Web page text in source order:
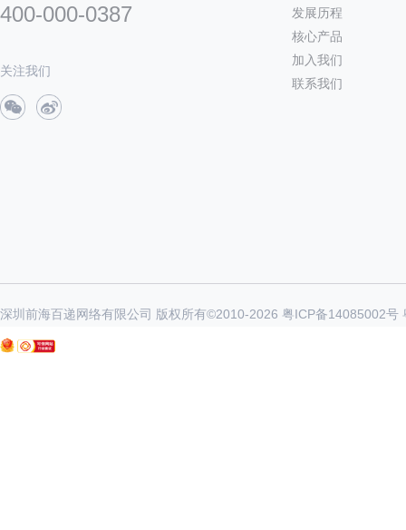
400-000-0387
关注我们
发展历程
核心产品
加入我们
联系我们
深圳前海百递网络有限公司 版权所有©2010-2026 粤ICP备14085002号